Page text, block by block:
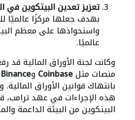
تعزيز تعدين البيتكوين في
بهدف جعلها مركزًا عالميًا
واستحواذها على معظم
عالميًا.
وكانت لجنة الأوراق المالية
منصات مثلCoinbase وBinance
بانتهاك قوانين الأوراق
هذه الإجراءات في عهد ترامب،
البيتكوين من البيئة الداعمة